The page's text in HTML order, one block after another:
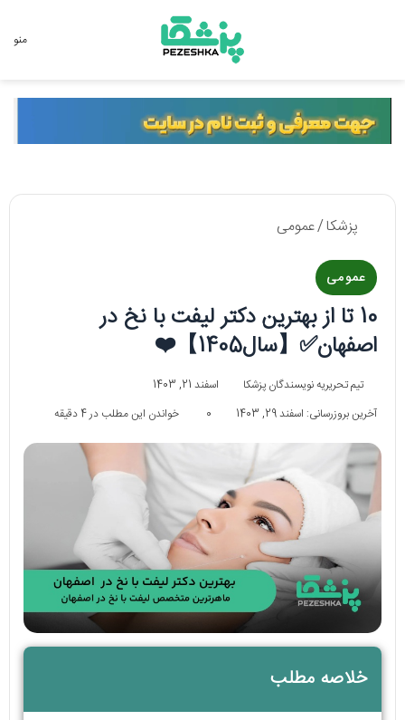
منو
پزشکا/عمومی
عمومی
10 تا از بهترین دکتر لیفت با نخ در
اصفهان✅【سال1405】❤️
تیم تحریریه نویسندگان پزشکا
اسفند 21, 1403
آخرین بروزرسانی: اسفند 29, 1403
0 خواندن این مطلب در 4 دقیقه
خلاصه مطلب